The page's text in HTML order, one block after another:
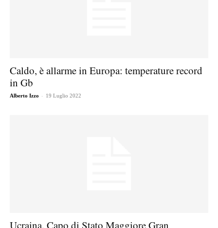
Caldo, è allarme in Europa: temperature record
in Gb
Alberto Izzo - 19 Luglio 2022
Ucraina, Capo di Stato Maggiore Gran